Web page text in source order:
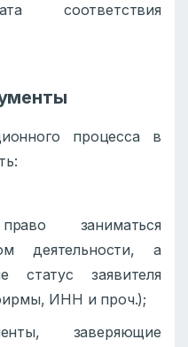
соответствия
процесса в
заниматься
деятельности, а
статус заявителя
ИНН и проч.);
заверяющие